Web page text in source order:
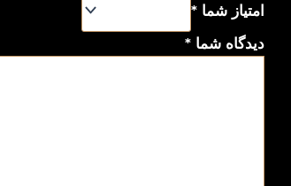
امتیاز شما *
دیدگاه شما *